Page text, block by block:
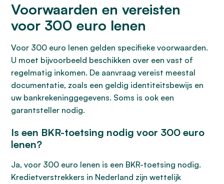
Voorwaarden en vereisten
voor 300 euro lenen
Voor 300 euro lenen gelden specifieke voorwaarden.
U moet bijvoorbeeld beschikken over een vast of
regelmatig inkomen. De aanvraag vereist meestal
documentatie, zoals een geldig identiteitsbewijs en
uw bankrekeninggegevens. Soms is ook een
garantsteller nodig.
Is een BKR-toetsing nodig voor 300 euro
lenen?
Ja, voor 300 euro lenen is een BKR-toetsing nodig.
Kredietverstrekkers in Nederland zijn wettelijk